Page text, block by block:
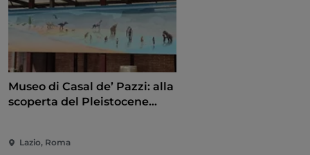
Museo di Casal de’ Pazzi: alla
scoperta del Pleistocene
Lazio, Roma